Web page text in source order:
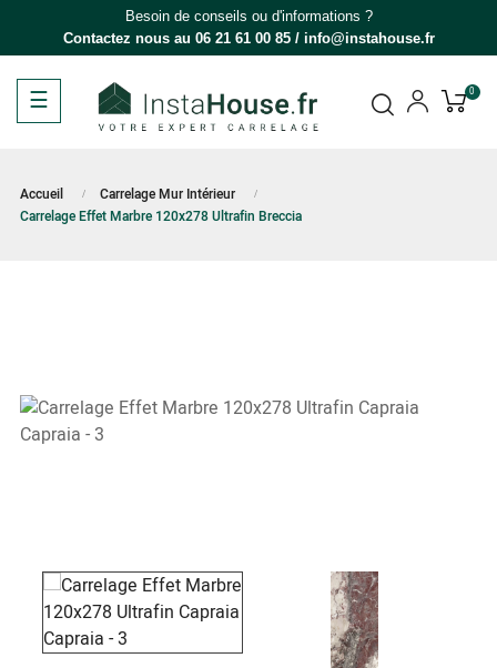
Besoin de conseils ou d'informations ?
Contactez nous au 06 21 61 00 85/ info@instahouse.fr
Basculer
la
☰ 0
Accueil
Carrelage Mur Intérieur
Carrelage Effet Marbre 120x278 Ultrafin Breccia